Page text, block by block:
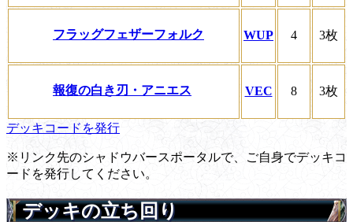
フラッグフェザーフォルク WUP 4 3枚
報復の白き刃・アニエス VEC 8 3枚
デッキコードを発行
※リンク先のシャドウバースポータルで、ご自身でデッキコ
ードを発行してください。
デッキの立ち回り